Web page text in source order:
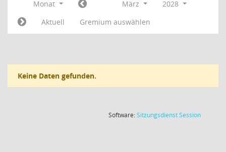
Monat März
2028
Aktuell
Gremium auswählen
Keine Daten gefunden.
Software:SitzungsdienstSession(Wird in